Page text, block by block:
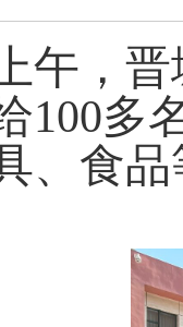
午，
100多
、食